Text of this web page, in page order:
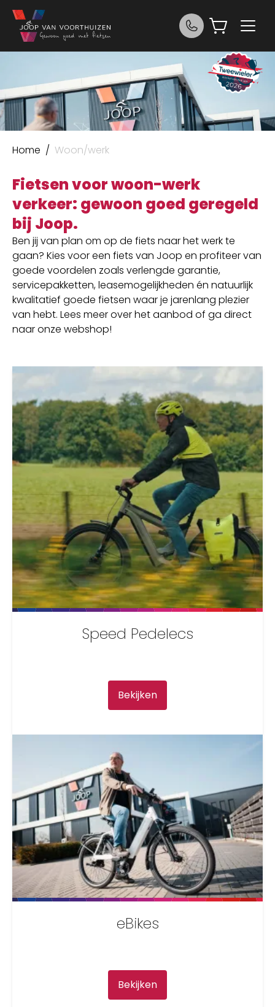
Ga naar de inhoud
Home Joop van Voorthuizen Fietsen
/ Woon/werk
Fietsen voor woon-werk
verkeer: gewoon goed geregeld
bij Joop.
Ben jij van plan om op de fiets naar het werk te
gaan? Kies voor een fiets van Joop en profiteer van
goede voordelen zoals verlengde garantie,
servicepakketten, leasemogelijkheden én natuurlijk
kwalitatief goede fietsen waar je jarenlang plezier
van hebt. Lees meer over het aanbod of ga direct
naar onze webshop!
Speed Pedelecs
Bekijken
eBikes
Bekijken